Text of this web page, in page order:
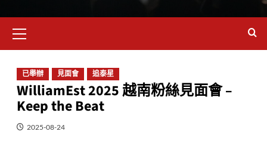
已舉辦 見面會 追泰星
WilliamEst 2025 越南粉絲見面會 –
Keep the Beat
2025-08-24